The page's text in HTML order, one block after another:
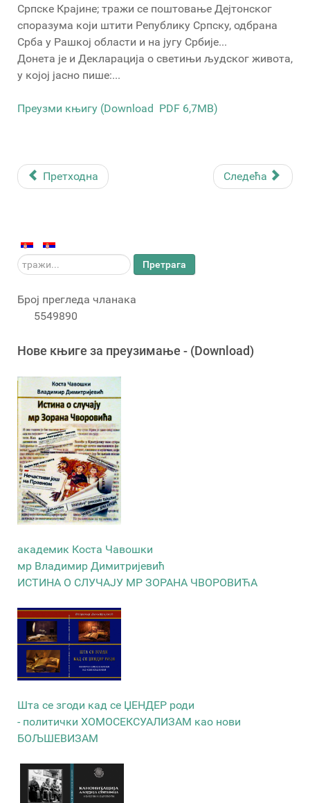
Српске Крајине; тражи се поштовање Дејтонског
споразума који штити Републику Српску, одбрана
Срба у Рашкој области и на југу Србије...
Донета је и Декларација о светињи људског живота,
у којој јасно пише:...
Преузми књигу (Download PDF 6,7MB)
Претходна Следећа
тражи... Претрага
Број прегледа чланака
5549890
Новe књигe за преузимање - (Download)
академик Коста Чавошки
мр Владимир Димитријевић
ИСТИНА О СЛУЧАЈУ МР ЗОРАНА ЧВОРОВИЋА
Шта се згоди кад се ЏЕНДЕР роди
- политички ХОМОСЕКСУАЛИЗАМ као нови
БОЉШЕВИЗАМ